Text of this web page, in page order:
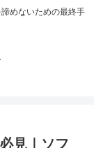
めないための最終手
見｜ソフ